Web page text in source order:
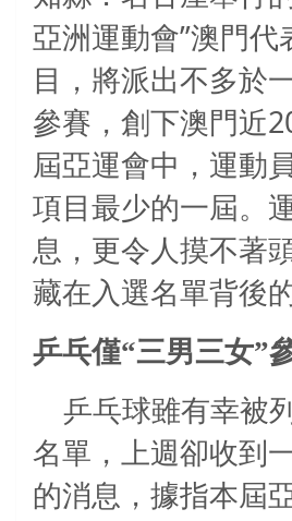
亞洲運動會”澳門代
目，將派出不多於
參賽，創下澳門近
屆亞運會中，運動
項目最少的一屆。
息，更令人摸不著
藏在入選名單背後的
乒乓僅“三男三女”
乒乓球雖有幸被
名單，上週卻收到
的消息，據指本屆